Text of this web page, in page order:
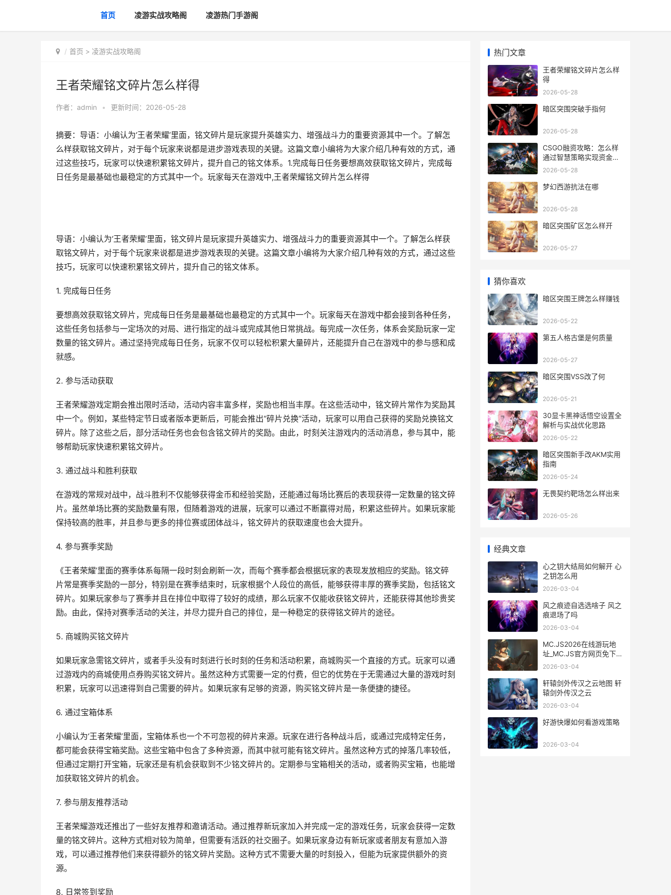
首页 凌游实战攻略阁 凌游热门手游阁
首页 > 凌游实战攻略阁
王者荣耀铭文碎片怎么样得
作者： admin • 更新时间：2026-05-28
摘要：导语：小编认为‘王者荣耀’里面，铭文碎片是玩家提升英雄实力、增强战斗力的重要资源其中一个。了解怎
么样获取铭文碎片，对于每个玩家来说都是进步游戏表现的关键。这篇文章小编将为大家介绍几种有效的方式，通
过这些技巧，玩家可以快速积累铭文碎片，提升自己的铭文体系。1.完成每日任务要想高效获取铭文碎片，完成每
日任务是最基础也最稳定的方式其中一个。玩家每天在游戏中,王者荣耀铭文碎片怎么样得
导语：小编认为‘王者荣耀’里面，铭文碎片是玩家提升英雄实力、增强战斗力的重要资源其中一个。了解怎么样获
取铭文碎片，对于每个玩家来说都是进步游戏表现的关键。这篇文章小编将为大家介绍几种有效的方式，通过这些
技巧，玩家可以快速积累铭文碎片，提升自己的铭文体系。
1. 完成每日任务
要想高效获取铭文碎片，完成每日任务是最基础也最稳定的方式其中一个。玩家每天在游戏中都会接到各种任务，
这些任务包括参与一定场次的对局、进行指定的战斗或完成其他日常挑战。每完成一次任务，体系会奖励玩家一定
数量的铭文碎片。通过坚持完成每日任务，玩家不仅可以轻松积累大量碎片，还能提升自己在游戏中的参与感和成
就感。
2. 参与活动获取
王者荣耀游戏定期会推出限时活动，活动内容丰富多样，奖励也相当丰厚。在这些活动中，铭文碎片常作为奖励其
中一个。例如，某些特定节日或者版本更新后，可能会推出“碎片兑换”活动，玩家可以用自己获得的奖励兑换铭文
碎片。除了这些之后，部分活动任务也会包含铭文碎片的奖励。由此，时刻关注游戏内的活动消息，参与其中，能
够帮助玩家快速积累铭文碎片。
3. 通过战斗和胜利获取
在游戏的常规对战中，战斗胜利不仅能够获得金币和经验奖励，还能通过每场比赛后的表现获得一定数量的铭文碎
片。虽然单场比赛的奖励数量有限，但随着游戏的进展，玩家可以通过不断赢得对局，积累这些碎片。如果玩家能
保持较高的胜率，并且参与更多的排位赛或团体战斗，铭文碎片的获取速度也会大提升。
4. 参与赛季奖励
《王者荣耀’里面的赛季体系每隔一段时刻会刷新一次，而每个赛季都会根据玩家的表现发放相应的奖励。铭文碎
片常是赛季奖励的一部分，特别是在赛季结束时，玩家根据个人段位的高低，能够获得丰厚的赛季奖励，包括铭文
碎片。如果玩家参与了赛季并且在排位中取得了较好的成绩，那么玩家不仅能收获铭文碎片，还能获得其他珍贵奖
励。由此，保持对赛季活动的关注，并尽力提升自己的排位，是一种稳定的获得铭文碎片的途径。
5. 商城购买铭文碎片
如果玩家急需铭文碎片，或者手头没有时刻进行长时刻的任务和活动积累，商城购买一个直接的方式。玩家可以通
过游戏内的商城使用点券购买铭文碎片。虽然这种方式需要一定的付费，但它的优势在于无需通过大量的游戏时刻
积累，玩家可以迅速得到自己需要的碎片。如果玩家有足够的资源，购买铭文碎片是一条便捷的捷径。
6. 通过宝箱体系
小编认为‘王者荣耀’里面，宝箱体系也一个不可忽视的碎片来源。玩家在进行各种战斗后，或通过完成特定任务，
都可能会获得宝箱奖励。这些宝箱中包含了多种资源，而其中就可能有铭文碎片。虽然这种方式的掉落几率较低，
但通过定期打开宝箱，玩家还是有机会获取到不少铭文碎片的。定期参与宝箱相关的活动，或者购买宝箱，也能增
加获取铭文碎片的机会。
7. 参与朋友推荐活动
王者荣耀游戏还推出了一些好友推荐和邀请活动。通过推荐新玩家加入并完成一定的游戏任务，玩家会获得一定数
量的铭文碎片。这种方式相对较为简单，但需要有活跃的社交圈子。如果玩家身边有新玩家或者朋友有意加入游
戏，可以通过推荐他们来获得额外的铭文碎片奖励。这种方式不需要大量的时刻投入，但能为玩家提供额外的资
源。
8. 日常签到奖励
热门文章
王者荣耀铭文碎片怎么样
得
2026-05-28
暗区突围突破手指何
2026-05-28
CSGO融资攻略：怎么样
通过智慧策略实现资金积
累
2026-05-28
梦幻西游抗法在哪
2026-05-28
暗区突围矿区怎么样开
2026-05-27
猜你喜欢
暗区突围王牌怎么样赚钱
2026-05-22
第五人格古堡是何质量
2026-05-27
暗区突围VSS改了何
2026-05-21
30显卡黑神话悟空设置全
解析与实战优化思路
2026-05-22
暗区突围新手改AKM实用
指南
2026-05-24
无畏契约靶场怎么样出来
2026-05-26
经典文章
心之钥大结局如何解开 心
之钥怎么用
2026-03-04
风之痕迹自选选啥子 风之
痕退场了吗
2026-03-04
MC.JS2026在线游玩地
址_MC.JS官方网页免下
载即刻启动 在线版我的世
2026-03-04
轩辕剑外传汉之云地图 轩
辕剑外传汉之云
2026-03-04
好游快爆如何看游戏策略
2026-03-04